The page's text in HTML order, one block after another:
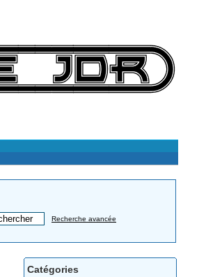
Recherche avancée
Catégories